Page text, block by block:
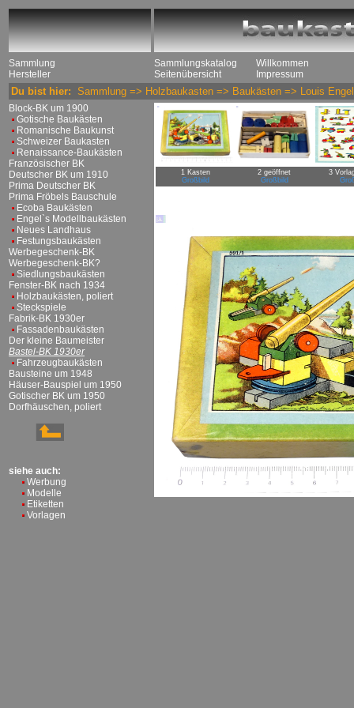
Sammlung
Hersteller
Sammlungskatalog
Seitenübersicht
Willkommen
Impressum
Du bist hier: Sammlung => Holzbaukasten => Baukästen => Louis
Block-BK um 1900
Gotische Baukästen
Romanische Baukunst
Schweizer Baukasten
Renaissance-Baukästen
Französischer BK
Deutscher BK um 1910
Prima Deutscher BK
Prima Fröbels Bauschule
Ecoba Baukästen
Engel`s Modellbaukästen
Neues Landhaus
Festungsbaukästen
Werbegeschenk-BK
Werbegeschenk-BK?
Siedlungsbaukästen
Fenster-BK nach 1934
Holzbaukästen, poliert
Steckspiele
Fabrik-BK 1930er
Fassadenbaukästen
Der kleine Baumeister
Bastel-BK 1930er
Fahrzeugbaukästen
Bausteine um 1948
Häuser-Bauspiel um 1950
Gotischer BK um 1950
Dorfhäuschen, poliert
siehe auch:
Werbung
Modelle
Etiketten
Vorlagen
1 Kasten
Großbild
2 geöffnet
Großbild
3